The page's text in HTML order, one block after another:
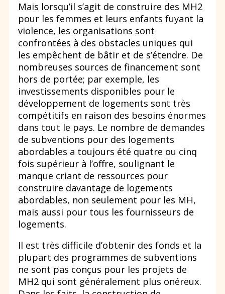
Mais lorsqu’il s’agit de construire des MH2
pour les femmes et leurs enfants fuyant la
violence, les organisations sont
confrontées à des obstacles uniques qui
les empêchent de bâtir et de s’étendre. De
nombreuses sources de financement sont
hors de portée; par exemple, les
investissements disponibles pour le
développement de logements sont très
compétitifs en raison des besoins énormes
dans tout le pays. Le nombre de demandes
de subventions pour des logements
abordables a toujours été quatre ou cinq
fois supérieur à l’offre, soulignant le
manque criant de ressources pour
construire davantage de logements
abordables, non seulement pour les MH,
mais aussi pour tous les fournisseurs de
logements.
Il est très difficile d’obtenir des fonds et la
plupart des programmes de subventions
ne sont pas conçus pour les projets de
MH2 qui sont généralement plus onéreux.